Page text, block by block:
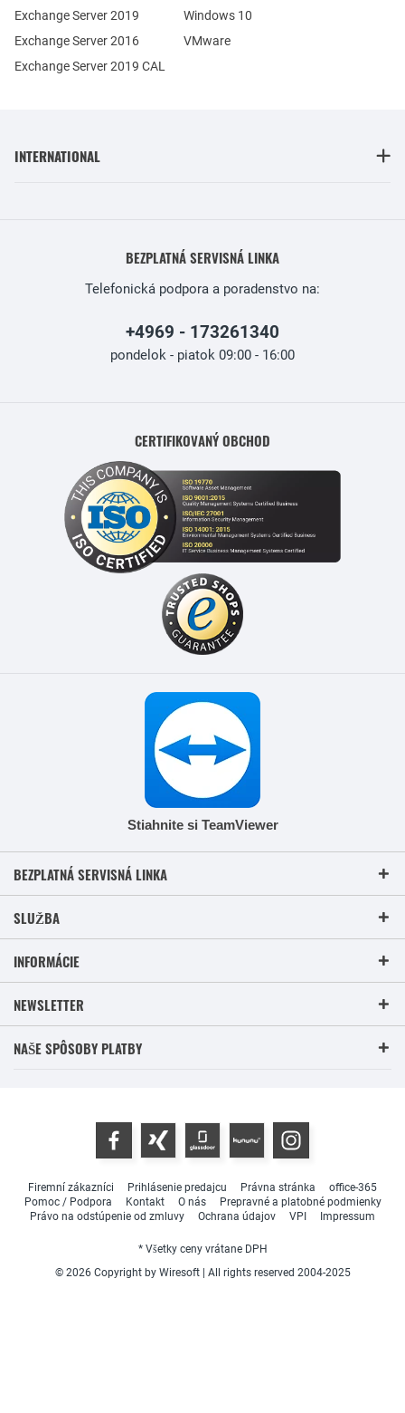
Exchange Server 2019
Exchange Server 2016
Exchange Server 2019 CAL
Windows 10
VMware
INTERNATIONAL
BEZPLATNÁ SERVISNÁ LINKA
Telefonická podpora a poradenstvo na:
+4969 - 173261340
pondelok - piatok 09:00 - 16:00
CERTIFIKOVANÝ OBCHOD
Stiahnite si TeamViewer
BEZPLATNÁ SERVISNÁ LINKA
SLUŽBA
INFORMÁCIE
NEWSLETTER
NAŠE SPÔSOBY PLATBY
Firemní zákazníci Prihlásenie predajcu Právna stránka
office-365
Pomoc / Podpora
Kontakt O nás
Prepravné a platobné podmienky
Právo na odstúpenie od zmluvy
Ochrana údajov VPI Impressum
* Všetky ceny vrátane DPH
© 2026 Copyright by Wiresoft | All rights reserved 2004-2025